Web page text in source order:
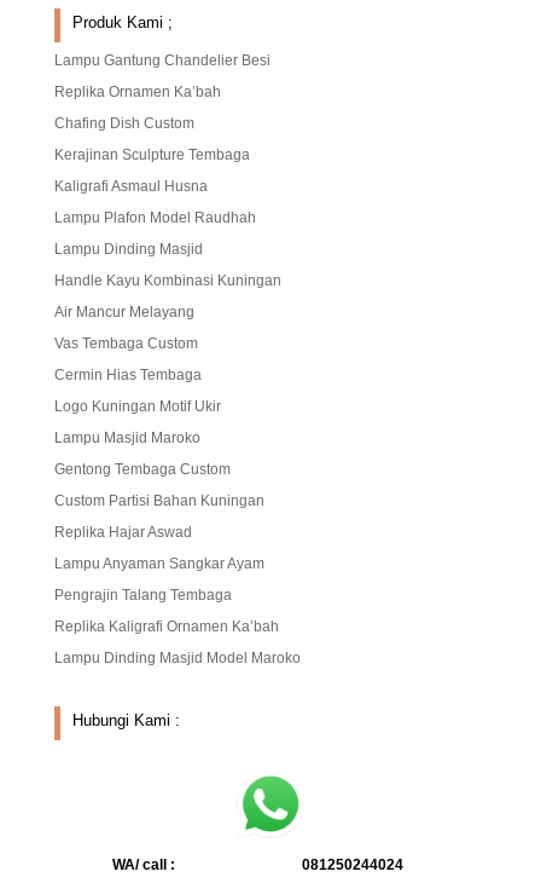
Produk Kami ;
Lampu Gantung Chandelier Besi
Replika Ornamen Ka’bah
Chafing Dish Custom
Kerajinan Sculpture Tembaga
Kaligrafi Asmaul Husna
Lampu Plafon Model Raudhah
Lampu Dinding Masjid
Handle Kayu Kombinasi Kuningan
Air Mancur Melayang
Vas Tembaga Custom
Cermin Hias Tembaga
Logo Kuningan Motif Ukir
Lampu Masjid Maroko
Gentong Tembaga Custom
Custom Partisi Bahan Kuningan
Replika Hajar Aswad
Lampu Anyaman Sangkar Ayam
Pengrajin Talang Tembaga
Replika Kaligrafi Ornamen Ka’bah
Lampu Dinding Masjid Model Maroko
Hubungi Kami :
WA/ call : 081250244024